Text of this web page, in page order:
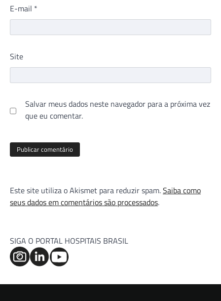
E-mail *
Site
Salvar meus dados neste navegador para a próxima vez
que eu comentar.
Este site utiliza o Akismet para reduzir spam.Saiba como
seus dados em comentários são processados.
SIGA O PORTAL HOSPITAIS BRASIL